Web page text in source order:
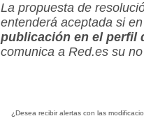
La propuesta de
entenderá aceptada si
publicación en el perfil
comunica a Red.es su
¿Desea recibir alertas con las